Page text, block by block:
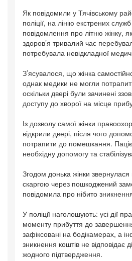
Як повідомили у Тячівському
поліції, на лінію екстрених
повідомлення про літню жінку,
здоров’я тривалий час
потребувала невідкладної
З’ясувалося, що жінка
однак медики не могли
оскільки двері були зачинені
доступу до хворої на місце
Із дозволу самої жінки
відкрили двері, після чого
потрапити до помешкання.
необхідну допомогу та
Згодом донька жінки звернулася
скаргою через пошкоджений
повідомила про нібито
У поліції наголошують: усі дії
моменту прибуття до
зафіксовані на бодікамерах, а
зникнення коштів не відповідає
жодного підтвердження.